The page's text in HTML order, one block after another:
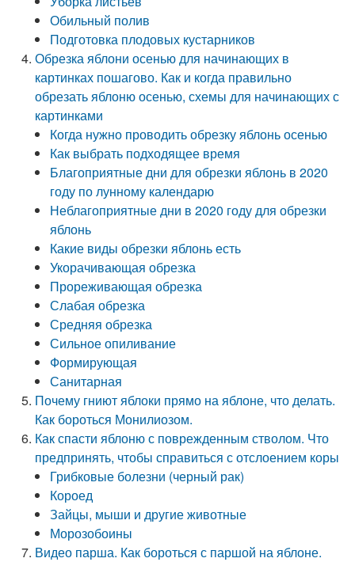
Обильный полив
Подготовка плодовых кустарников
Обрезка яблони осенью для начинающих в
картинках пошагово. Как и когда правильно
обрезать яблоню осенью, схемы для начинающих с
картинками
Когда нужно проводить обрезку яблонь осенью
Как выбрать подходящее время
Благоприятные дни для обрезки яблонь в 2020
году по лунному календарю
Неблагоприятные дни в 2020 году для обрезки
яблонь
Какие виды обрезки яблонь есть
Укорачивающая обрезка
Прореживающая обрезка
Слабая обрезка
Средняя обрезка
Сильное опиливание
Формирующая
Санитарная
Почему гниют яблоки прямо на яблоне, что делать.
Как бороться Монилиозом.
Как спасти яблоню с поврежденным стволом. Что
предпринять, чтобы справиться с отслоением коры
Грибковые болезни (черный рак)
Короед
Зайцы, мыши и другие животные
Морозобоины
Видео парша. Как бороться с паршой на яблоне.